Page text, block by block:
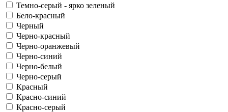
Темно-серый - ярко зеленый
Бело-красный
Черный
Черно-красный
Черно-оранжевый
Черно-синий
Черно-белый
Черно-серый
Красный
Красно-синий
Красно-серый